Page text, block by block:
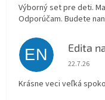
Výborný set pre deti.
Odporúčam. Budete
EN Edita
22.7.26
Krásne veci veľká